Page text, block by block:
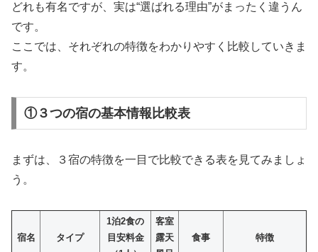
どれも有名ですが、実は“選ばれる理由”がまったく違うん
です。
ここでは、それぞれの特徴をわかりやすく比較していきま
す。
①３つの宿の基本情報比較表
まずは、３宿の特徴を一目で比較できる表を見てみましょ
う。
宿名 タイプ
1泊2食の
目安料金
客室
露天
食事 特徴